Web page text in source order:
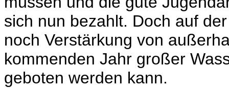
sich nun bezahlt. Doch auf
noch Verstärkung von
kommenden Jahr großer
geboten werden kann.